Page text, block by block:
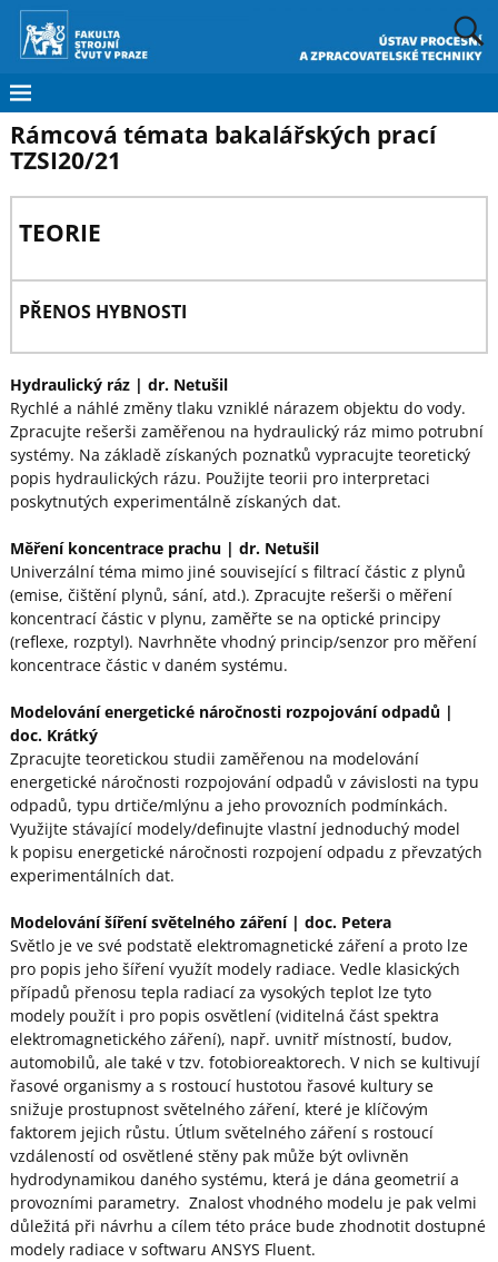
Rámcová témata bakalářských prací
TZSI20/21
TEORIE
PŘENOS HYBNOSTI
Hydraulický ráz | dr. Netušil
Rychlé a náhlé změny tlaku vzniklé nárazem objektu do vody.
Zpracujte rešerši zaměřenou na hydraulický ráz mimo potrubní
systémy. Na základě získaných poznatků vypracujte teoretický
popis hydraulických rázu. Použijte teorii pro interpretaci
poskytnutých experimentálně získaných dat.
Měření koncentrace prachu | dr. Netušil
Univerzální téma mimo jiné související s filtrací částic z plynů
(emise, čištění plynů, sání, atd.). Zpracujte rešerši o měření
koncentrací částic v plynu, zaměřte se na optické principy
(reflexe, rozptyl). Navrhněte vhodný princip/senzor pro měření
koncentrace částic v daném systému.
Modelování energetické náročnosti rozpojování odpadů |
doc. Krátký
Zpracujte teoretickou studii zaměřenou na modelování
energetické náročnosti rozpojování odpadů v závislosti na typu
odpadů, typu drtiče/mlýnu a jeho provozních podmínkách.
Využijte stávající modely/definujte vlastní jednoduchý model
k popisu energetické náročnosti rozpojení odpadu z převzatých
experimentálních dat.
Modelování šíření světelného záření | doc. Petera
Světlo je ve své podstatě elektromagnetické záření a proto lze
pro popis jeho šíření využít modely radiace. Vedle klasických
případů přenosu tepla radiací za vysokých teplot lze tyto
modely použít i pro popis osvětlení (viditelná část spektra
elektromagnetického záření), např. uvnitř místností, budov,
automobilů, ale také v tzv. fotobioreaktorech. V nich se kultivují
řasové organismy a s rostoucí hustotou řasové kultury se
snižuje prostupnost světelného záření, které je klíčovým
faktorem jejich růstu. Útlum světelného záření s rostoucí
vzdáleností od osvětlené stěny pak může být ovlivněn
hydrodynamikou daného systému, která je dána geometrií a
provozními parametry. Znalost vhodného modelu je pak velmi
důležitá při návrhu a cílem této práce bude zhodnotit dostupné
modely radiace v softwaru ANSYS Fluent.